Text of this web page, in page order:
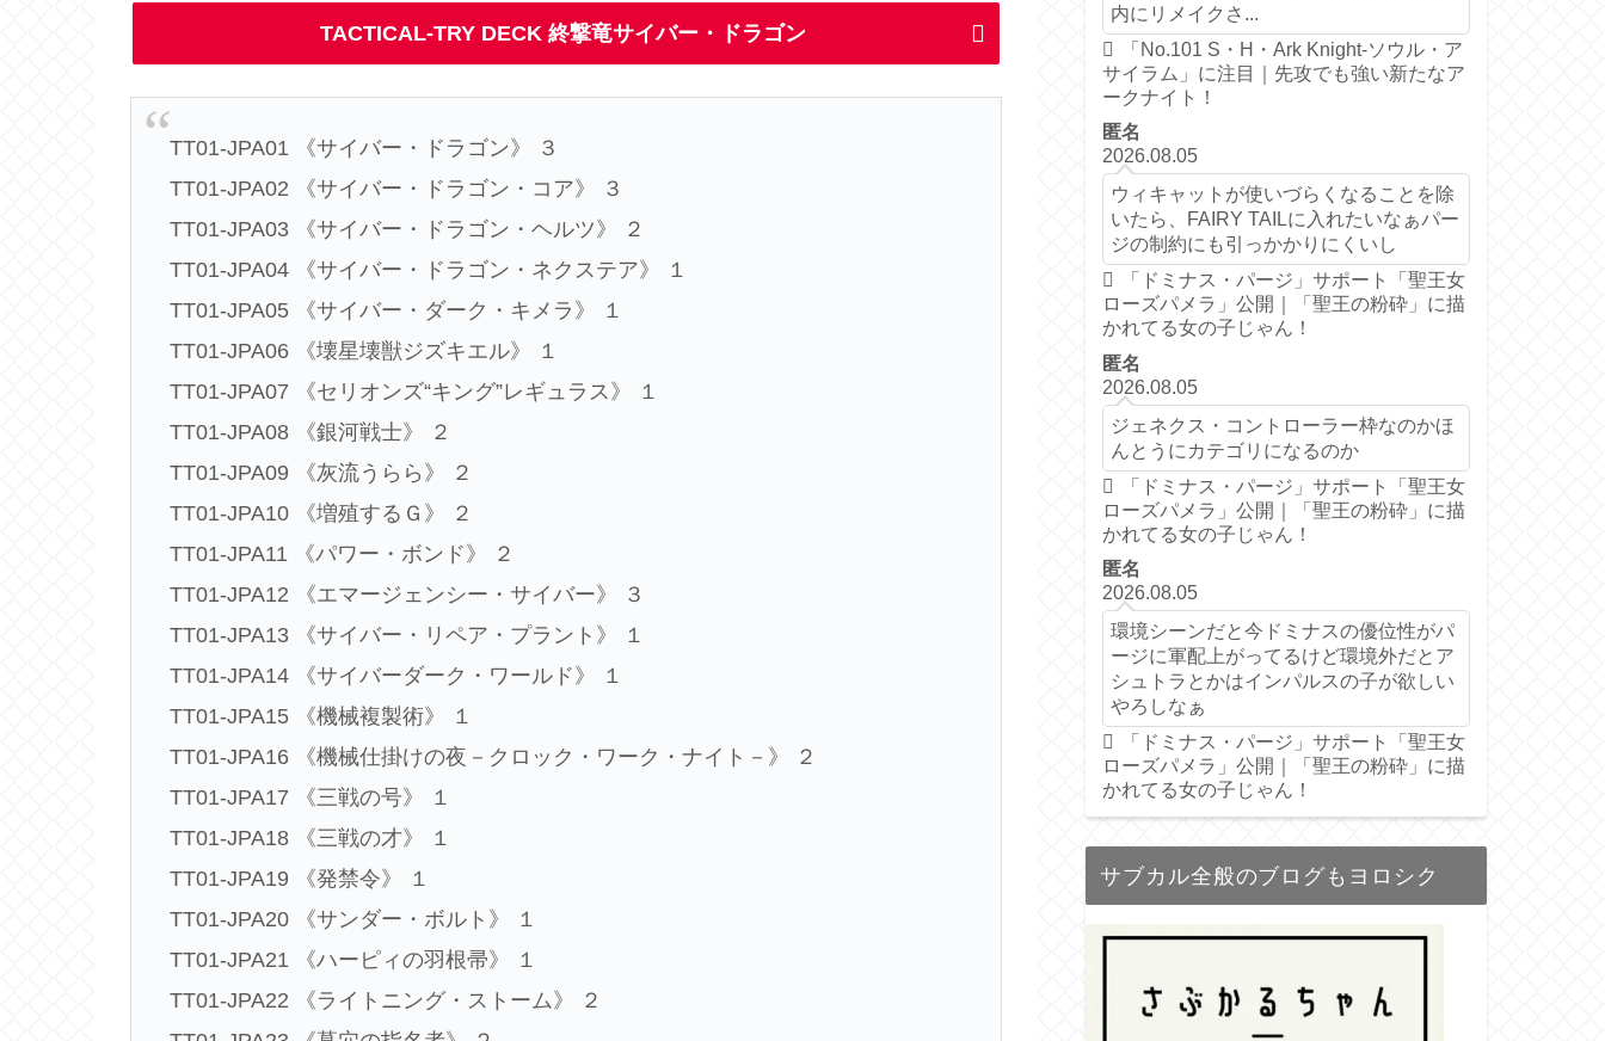
TACTICAL-TRY DECK 終撃竜サイバー・ドラゴン
TT01-JPA01 《サイバー・ドラゴン》 ３
TT01-JPA02 《サイバー・ドラゴン・コア》 ３
TT01-JPA03 《サイバー・ドラゴン・ヘルツ》 ２
TT01-JPA04 《サイバー・ドラゴン・ネクステア》 １
TT01-JPA05 《サイバー・ダーク・キメラ》 １
TT01-JPA06 《壊星壊獣ジズキエル》 １
TT01-JPA07 《セリオンズ“キング”レギュラス》 １
TT01-JPA08 《銀河戦士》 ２
TT01-JPA09 《灰流うらら》 ２
TT01-JPA10 《増殖するＧ》 ２
TT01-JPA11 《パワー・ボンド》 ２
TT01-JPA12 《エマージェンシー・サイバー》 ３
TT01-JPA13 《サイバー・リペア・プラント》 １
TT01-JPA14 《サイバーダーク・ワールド》 １
TT01-JPA15 《機械複製術》 １
TT01-JPA16 《機械仕掛けの夜－クロック・ワーク・ナイト－》 ２
TT01-JPA17 《三戦の号》 １
TT01-JPA18 《三戦の才》 １
TT01-JPA19 《発禁令》 １
TT01-JPA20 《サンダー・ボルト》 １
TT01-JPA21 《ハーピィの羽根帚》 １
TT01-JPA22 《ライトニング・ストーム》 ２
内にリメイクさ...
「No.101 S・H・Ark Knight-ソウル・ア
サイラム」に注目｜先攻でも強い新たなア
ークナイト！
匿名
2026.08.05
ウィキャットが使いづらくなることを除
いたら、FAIRY TAILに入れたいなぁパー
ジの制約にも引っかかりにくいし
「ドミナス・パージ」サポート「聖王女
ローズパメラ」公開｜「聖王の粉砕」に描
かれてる女の子じゃん！
匿名
2026.08.05
ジェネクス・コントローラー枠なのかほ
んとうにカテゴリになるのか
「ドミナス・パージ」サポート「聖王女
ローズパメラ」公開｜「聖王の粉砕」に描
かれてる女の子じゃん！
匿名
2026.08.05
環境シーンだと今ドミナスの優位性がパ
ージに軍配上がってるけど環境外だとア
シュトラとかはインパルスの子が欲しい
やろしなぁ
「ドミナス・パージ」サポート「聖王女
ローズパメラ」公開｜「聖王の粉砕」に描
かれてる女の子じゃん！
サブカル全般のブログもヨロシク